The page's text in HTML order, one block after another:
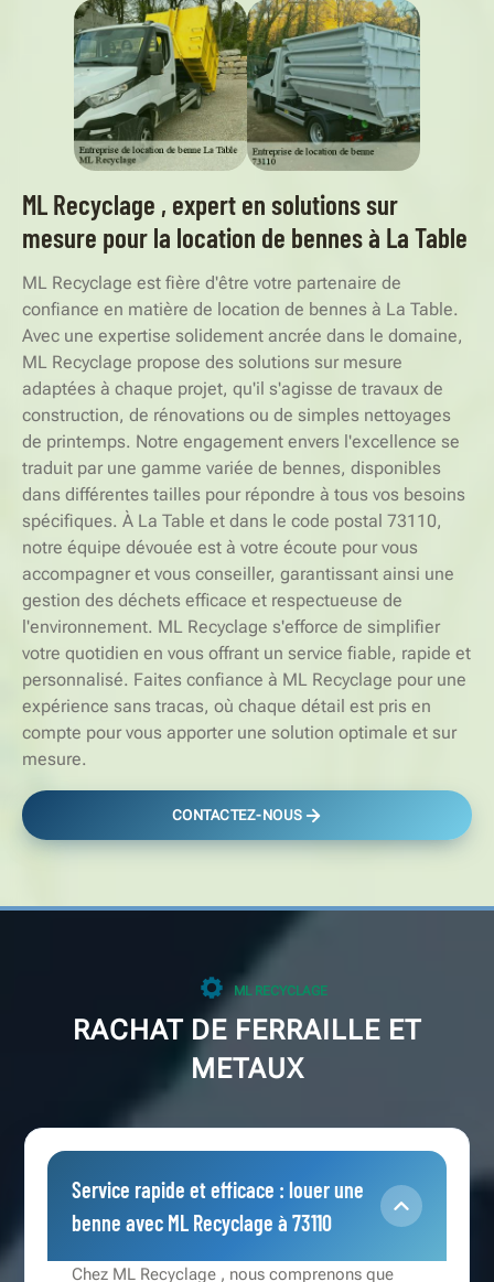
ML Recyclage , expert en solutions sur
mesure pour la location de bennes à La Table
ML Recyclage est fière d'être votre partenaire de
confiance en matière de location de bennes à La Table.
Avec une expertise solidement ancrée dans le domaine,
ML Recyclage propose des solutions sur mesure
adaptées à chaque projet, qu'il s'agisse de travaux de
construction, de rénovations ou de simples nettoyages
de printemps. Notre engagement envers l'excellence se
traduit par une gamme variée de bennes, disponibles
dans différentes tailles pour répondre à tous vos besoins
spécifiques. À La Table et dans le code postal 73110,
notre équipe dévouée est à votre écoute pour vous
accompagner et vous conseiller, garantissant ainsi une
gestion des déchets efficace et respectueuse de
l'environnement. ML Recyclage s'efforce de simplifier
votre quotidien en vous offrant un service fiable, rapide et
personnalisé. Faites confiance à ML Recyclage pour une
expérience sans tracas, où chaque détail est pris en
compte pour vous apporter une solution optimale et sur
mesure.
CONTACTEZ-NOUS
ML RECYCLAGE
RACHAT DE FERRAILLE ET
METAUX
Service rapide et efficace : louer une
benne avec ML Recyclage à 73110
Chez ML Recyclage , nous comprenons que